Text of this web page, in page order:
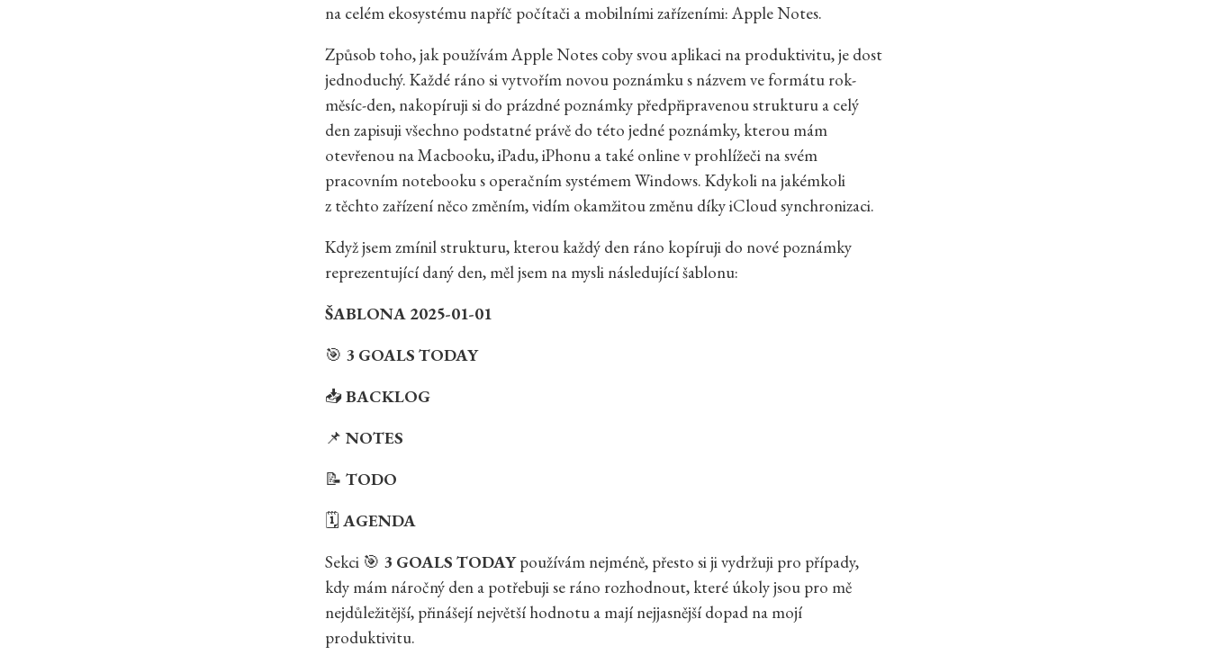
na celém ekosystému napříč počítači a mobilními zařízeními: Apple Notes.
Způsob toho, jak používám Apple Notes coby svou aplikaci na produktivitu, je dost
jednoduchý. Každé ráno si vytvořím novou poznámku s názvem ve formátu rok-
měsíc-den, nakopíruji si do prázdné poznámky předpřipravenou strukturu a celý
den zapisuji všechno podstatné právě do této jedné poznámky, kterou mám
otevřenou na Macbooku, iPadu, iPhonu a také online v prohlížeči na svém
pracovním notebooku s operačním systémem Windows. Kdykoli na jakémkoli
z těchto zařízení něco změním, vidím okamžitou změnu díky iCloud synchronizaci.
Když jsem zmínil strukturu, kterou každý den ráno kopíruji do nové poznámky
reprezentující daný den, měl jsem na mysli následující šablonu:
ŠABLONA 2025-01-01
🎯 3 GOALS TODAY
📥BACKLOG
📌 NOTES
📝 TODO
🗓️ AGENDA
Sekci 🎯 3 GOALS TODAYpoužívám nejméně, přesto si ji vydržuji pro případy,
kdy mám náročný den a potřebuji se ráno rozhodnout, které úkoly jsou pro mě
nejdůležitější, přinášejí největší hodnotu a mají nejjasnější dopad na mojí
produktivitu.